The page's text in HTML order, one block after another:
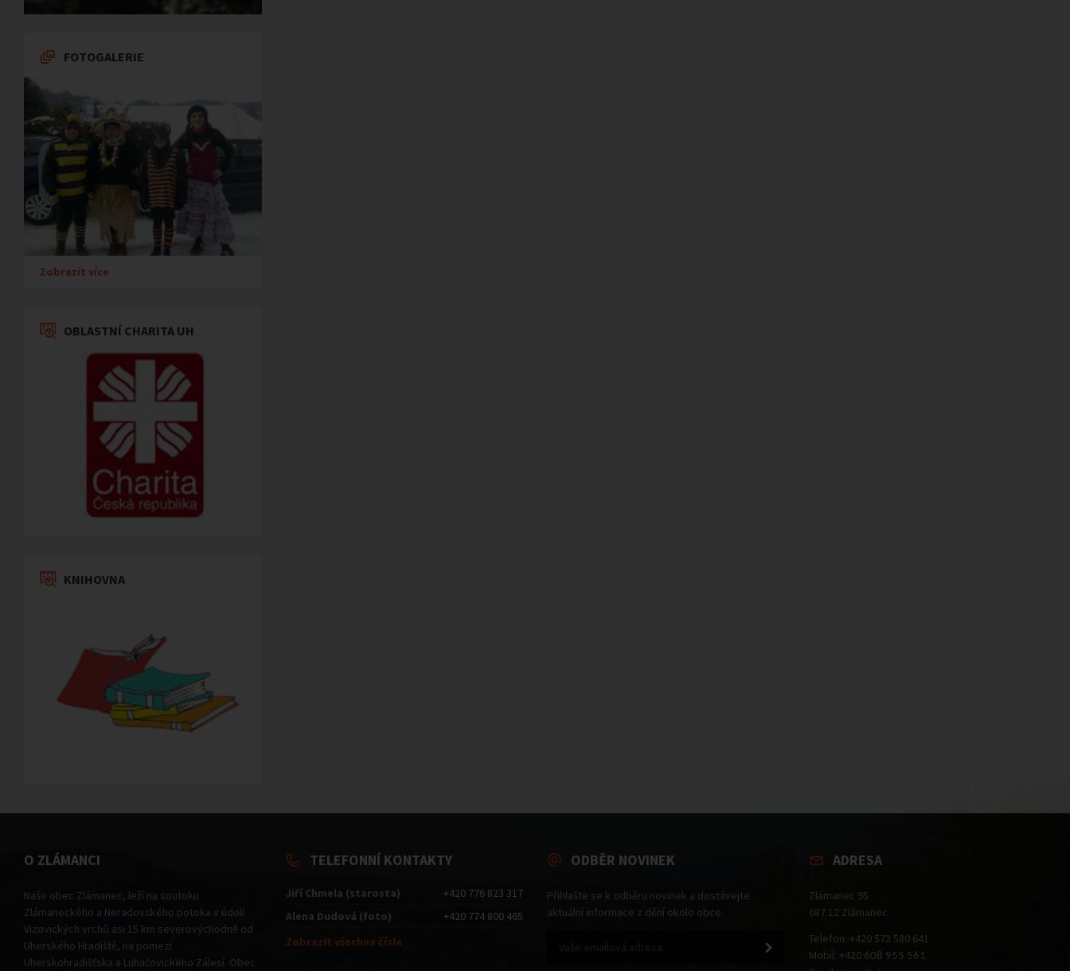
FOTOGALERIE
Zobrazit více
OBLASTNÍ CHARITA UH
KNIHOVNA
O ZLÁMANCI
Naše obec Zlámanec, leží na soutoku
Zlámaneckého a Neradovského potoka v údolí
Vizovických vrchů asi 15 km severovýchodně od
Uherského Hradiště, na pomezí
Uherskohradišťska a Luhačovického Zálesí. Obec
TELEFONNÍ KONTAKTY
Jiří Chmela (starosta)
+420 776 823 317
Alena Dudová (foto)
+420 774 800 465
Zobrazit všechna čísla
ODBĚR NOVINEK
Přihlašte se k odběru novinek a dostávejte
aktuální informace z dění okolo obce.
ADRESA
Zlámanec 95
687 12 Zlámanec
Telefon: +420 572 580 641
Mobil: +420 608 955 561